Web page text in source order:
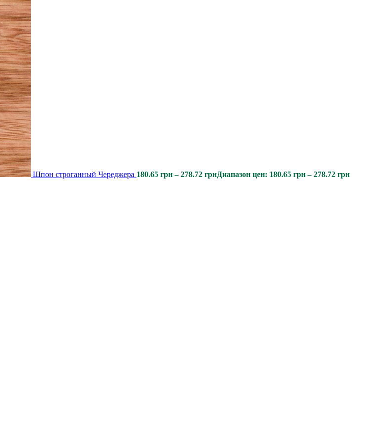
Шпон строганный Череджера 180.65 грн – 278.72 грнДиапазон цен: 180.65 грн – 278.72 грн